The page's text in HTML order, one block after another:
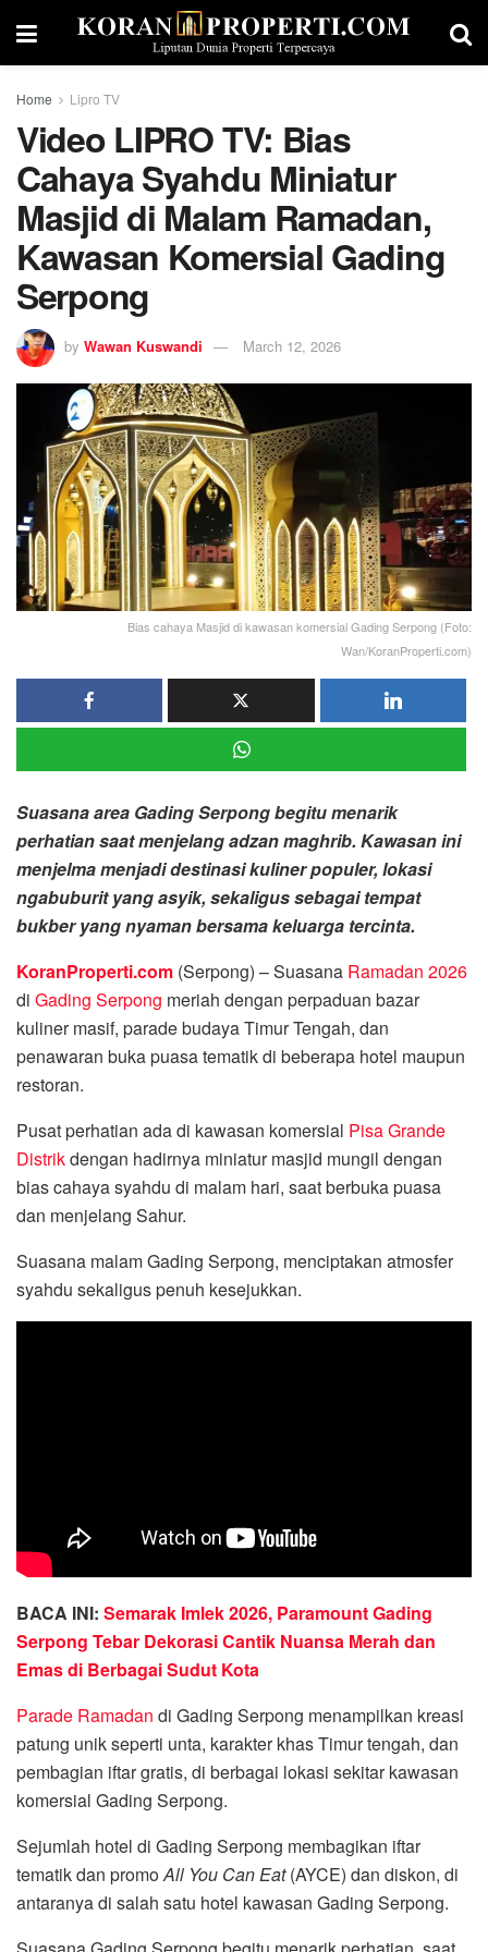
Home Lipro TV
Video LIPRO TV: Bias
Cahaya Syahdu Miniatur
Masjid di Malam Ramadan,
Kawasan Komersial Gading
Serpong
by Wawan Kuswandi March 12, 2026
Bias cahaya Masjid di kawasan komersial Gading Serpong (Foto:
Wan/KoranProperti.com)
Suasana area Gading Serpong begitu menarik
perhatian saat menjelang adzan maghrib. Kawasan ini
menjelma menjadi destinasi kuliner populer, lokasi
ngabuburit yang asyik, sekaligus sebagai tempat
bukber yang nyaman bersama keluarga tercinta.
KoranProperti.com (Serpong) – Suasana Ramadan 2026
di Gading Serpong meriah dengan perpaduan bazar
kuliner masif, parade budaya Timur Tengah, dan
penawaran buka puasa tematik di beberapa hotel maupun
restoran.
Pusat perhatian ada di kawasan komersial Pisa Grande
Distrikdengan hadirnya miniatur masjid mungil dengan
bias cahaya syahdu di malam hari, saat berbuka puasa
dan menjelang Sahur.
Suasana malam Gading Serpong, menciptakan atmosfer
syahdu sekaligus penuh kesejukkan.
BACA INI: Semarak Imlek 2026, Paramount Gading
Serpong Tebar Dekorasi Cantik Nuansa Merah dan
Emas di Berbagai Sudut Kota
Parade Ramadan di Gading Serpong menampilkan kreasi
patung unik seperti unta, karakter khas Timur tengah, dan
pembagian iftar gratis, di berbagai lokasi sekitar kawasan
komersial Gading Serpong.
Sejumlah hotel di Gading Serpong membagikan iftar
tematik dan promoAll You Can Eat(AYCE) dan diskon, di
antaranya di salah satu hotel kawasan Gading Serpong.